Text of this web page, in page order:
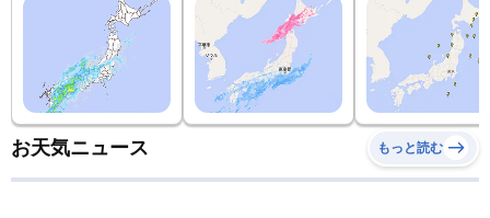
お天気ニュース もっと読む